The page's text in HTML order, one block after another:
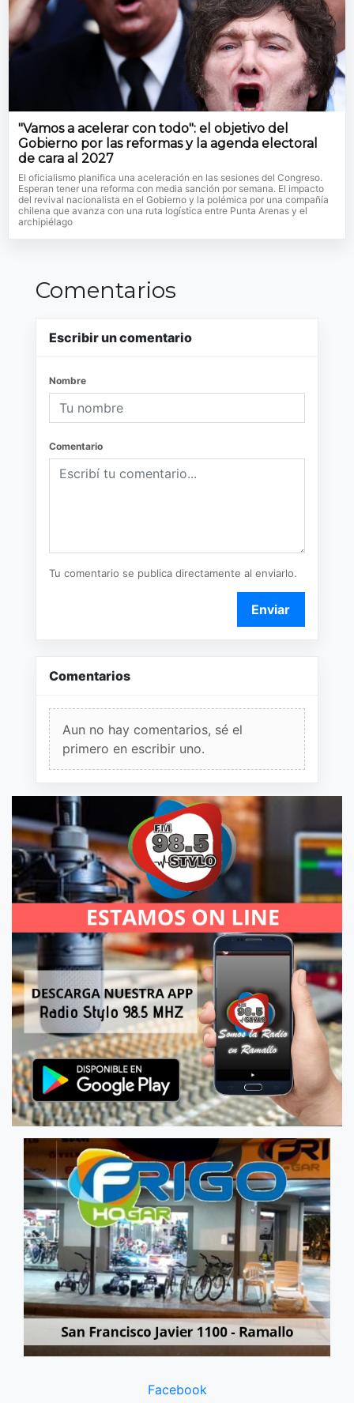
"Vamos a acelerar con todo": el objetivo del
Gobierno por las reformas y la agenda electoral
de cara al 2027
El oficialismo planifica una aceleración en las sesiones del Congreso.
Esperan tener una reforma con media sanción por semana. El impacto
del revival nacionalista en el Gobierno y la polémica por una compañía
chilena que avanza con una ruta logística entre Punta Arenas y el
archipiélago
Comentarios
Escribir un comentario
Nombre
Comentario
Tu comentario se publica directamente al enviarlo.
Enviar
Comentarios
Aun no hay comentarios, sé el
primero en escribir uno.
Facebook